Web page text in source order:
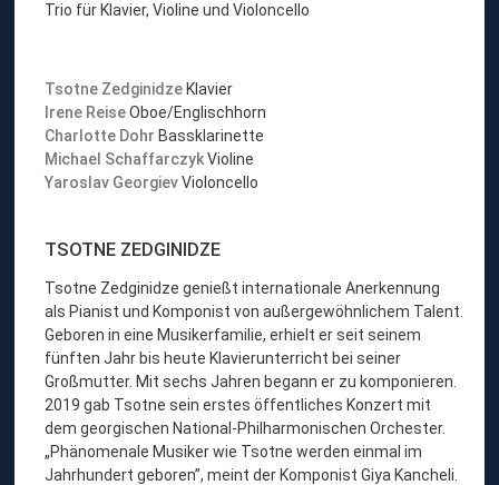
Trio für Klavier, Violine und Violoncello
Tsotne ZedginidzeKlavier
Irene ReiseOboe/Englischhorn
Charlotte DohrBassklarinette
Michael SchaffarczykVioline
Yaroslav GeorgievVioloncello
TSOTNE ZEDGINIDZE
Tsotne Zedginidze genießt internationale Anerkennung
als Pianist und Komponist von außergewöhnlichem Talent.
Geboren in eine Musikerfamilie, erhielt er seit seinem
fünften Jahr bis heute Klavierunterricht bei seiner
Großmutter. Mit sechs Jahren begann er zu komponieren.
2019 gab Tsotne sein erstes öffentliches Konzert mit
dem georgischen National-Philharmonischen Orchester.
„Phänomenale Musiker wie Tsotne werden einmal im
Jahrhundert geboren”, meint der Komponist Giya Kancheli.